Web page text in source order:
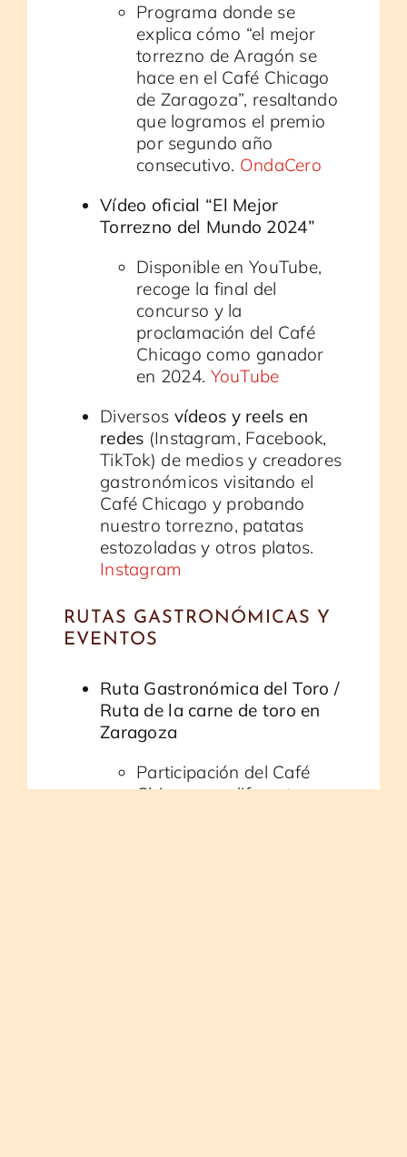
Programa donde se
explica cómo “el mejor
torrezno de Aragón se
hace en el Café Chicago
de Zaragoza”, resaltando
que logramos el premio
por segundo año
consecutivo. OndaCero
Vídeo oficial “El Mejor
Torrezno del Mundo 2024”
Disponible en YouTube,
recoge la final del
concurso y la
proclamación del Café
Chicago como ganador
en 2024. YouTube
Diversos vídeos y reels en
redes (Instagram, Facebook,
TikTok) de medios y creadores
gastronómicos visitando el
Café Chicago y probando
nuestro torrezno, patatas
estozoladas y otros platos.
Instagram
RUTAS GASTRONÓMICAS Y
EVENTOS
Ruta Gastronómica del Toro /
Ruta de la carne de toro en
Zaragoza
Participación del Café
Chicago en diferentes